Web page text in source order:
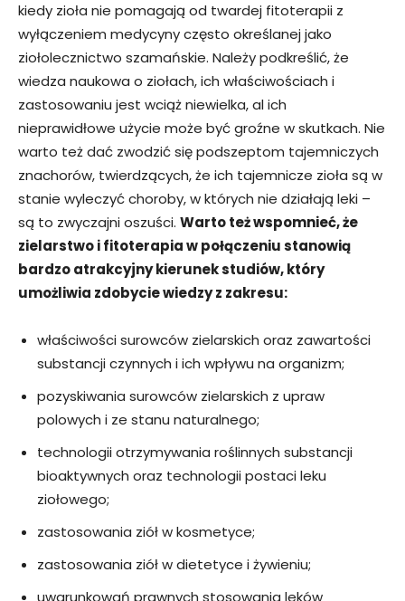
kiedy zioła nie pomagają od twardej fitoterapii z
wyłączeniem medycyny często określanej jako
ziołolecznictwo szamańskie. Należy podkreślić, że
wiedza naukowa o ziołach, ich właściwościach i
zastosowaniu jest wciąż niewielka, al ich
nieprawidłowe użycie może być groźne w skutkach. Nie
warto też dać zwodzić się podszeptom tajemniczych
znachorów, twierdzących, że ich tajemnicze zioła są w
stanie wyleczyć choroby, w których nie działają leki –
są to zwyczajni oszuści. Warto też wspomnieć, że
zielarstwo i fitoterapia w połączeniu stanowią
bardzo atrakcyjny kierunek studiów, który
umożliwia zdobycie wiedzy z zakresu:
właściwości surowców zielarskich oraz zawartości
substancji czynnych i ich wpływu na organizm;
pozyskiwania surowców zielarskich z upraw
polowych i ze stanu naturalnego;
technologii otrzymywania roślinnych substancji
bioaktywnych oraz technologii postaci leku
ziołowego;
zastosowania ziół w kosmetyce;
zastosowania ziół w dietetyce i żywieniu;